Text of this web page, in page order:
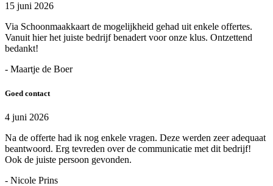
15 juni 2026
Via Schoonmaakkaart de mogelijkheid gehad uit enkele offertes.
Vanuit hier het juiste bedrijf benadert voor onze klus. Ontzettend
bedankt!
- Maartje de Boer
Goed contact
4 juni 2026
Na de offerte had ik nog enkele vragen. Deze werden zeer adequaat
beantwoord. Erg tevreden over de communicatie met dit bedrijf!
Ook de juiste persoon gevonden.
- Nicole Prins